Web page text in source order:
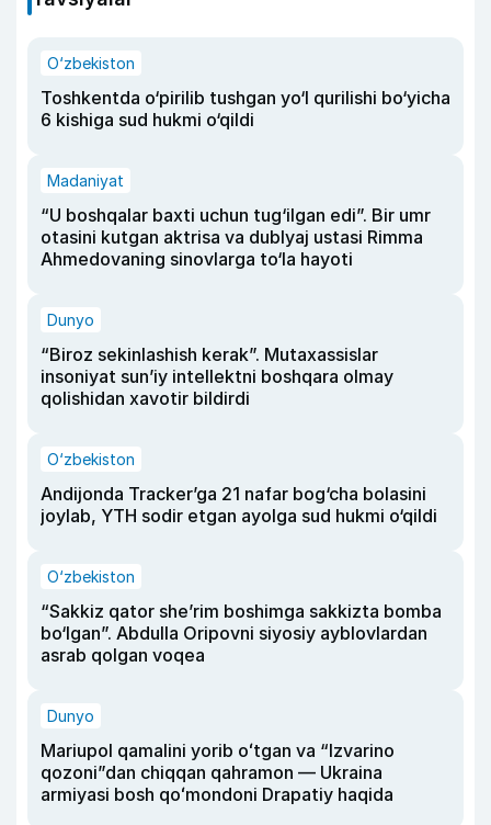
O‘zbekiston
Toshkentda o‘pirilib tushgan yo‘l qurilishi bo‘yicha
6 kishiga sud hukmi o‘qildi
Madaniyat
“U boshqalar baxti uchun tug‘ilgan edi”. Bir umr
otasini kutgan aktrisa va dublyaj ustasi Rimma
Ahmedovaning sinovlarga to‘la hayoti
Dunyo
“Biroz sekinlashish kerak”. Mutaxassislar
insoniyat sun’iy intellektni boshqara olmay
qolishidan xavotir bildirdi
O‘zbekiston
Andijonda Tracker’ga 21 nafar bog‘cha bolasini
joylab, YTH sodir etgan ayolga sud hukmi o‘qildi
O‘zbekiston
“Sakkiz qator she’rim boshimga sakkizta bomba
bo‘lgan”. Abdulla Oripovni siyosiy ayblovlardan
asrab qolgan voqea
Dunyo
Mariupol qamalini yorib oʻtgan va “Izvarino
qozoni”dan chiqqan qahramon — Ukraina
armiyasi bosh qoʻmondoni Drapatiy haqida